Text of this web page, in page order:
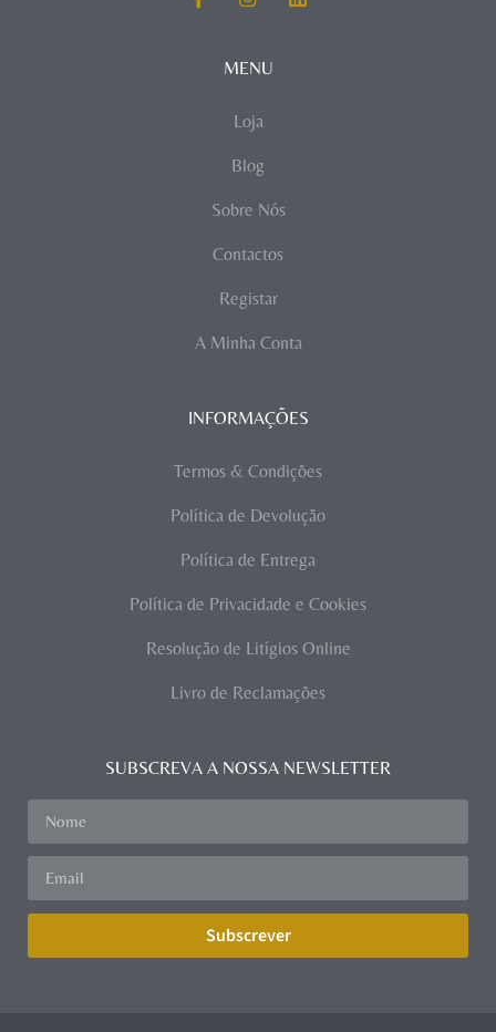
MENU
Loja
Blog
Sobre Nós
Contactos
Registar
A Minha Conta
INFORMAÇÕES
Termos & Condições
Política de Devolução
Política de Entrega
Política de Privacidade e Cookies
Resolução de Litígios Online
Livro de Reclamações
SUBSCREVA A NOSSA NEWSLETTER
Subscrever